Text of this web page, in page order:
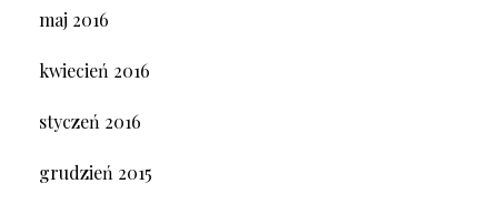
maj 2016
kwiecień 2016
styczeń 2016
grudzień 2015